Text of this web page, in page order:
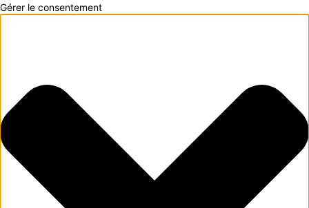
Gérer le consentement